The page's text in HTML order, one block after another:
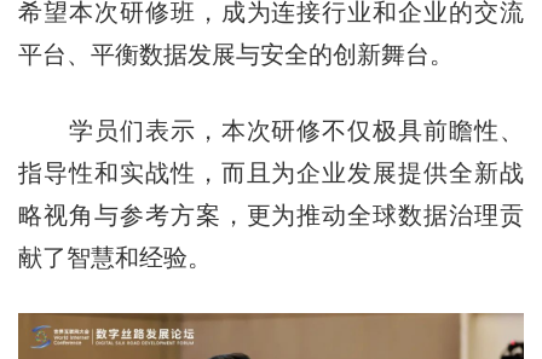
希望本次研修班，成为连接行业和企业的交流
平台、平衡数据发展与安全的创新舞台。
学员们表示，本次研修不仅极具前瞻性、
指导性和实战性，而且为企业发展提供全新战
略视角与参考方案，更为推动全球数据治理贡
献了智慧和经验。